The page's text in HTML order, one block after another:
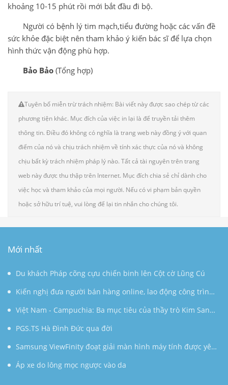
khoảng 10-15 phút rồi mới bắt đầu đi bộ.
Người có bệnh lý tim mạch,tiểu đường hoặc các vấn đề
sức khỏe đặc biệt nên tham khảo ý kiến bác sĩ để lựa chọn
hình thức vận động phù hợp.
Bảo Bảo (Tổng hợp)
Tuyên bố miễn trừ trách nhiệm: Bài viết này được sao chép từ các
phương tiện khác. Mục đích của việc in lại là để truyền tải thêm
thông tin. Điều đó không có nghĩa là trang web này đồng ý với quan
điểm của nó và chịu trách nhiệm về tính xác thực của nó và không
chịu bất kỳ trách nhiệm pháp lý nào. Tất cả tài nguyên trên trang
web này được thu thập trên Internet. Mục đích chia sẻ chỉ dành cho
việc học và tham khảo của mọi người. Nếu có vi phạm bản quyền
hoặc sở hữu trí tuệ, vui lòng để lại tin nhắn cho chúng tôi.
Mới nhất
Du khách Pháp cõng cựu chiến binh lên Cột cờ Lũng Cú
Kiến nghị đưa người bán hàng online, lao động công trình
đóng BHXH bắt buộc
Việt Nam - Campuchia: Ba mục tiêu của thầy trò Kim Sang-
sikPGS.TS Hà Đình Đức qua đời
Samsung ViewFinity đoạt giải màn hình máy tính được yêu
thíchÁp xe do lông mọc ngược vào da